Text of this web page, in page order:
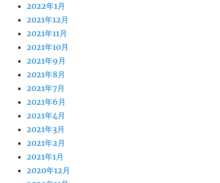
2022年1月
2021年12月
2021年11月
2021年10月
2021年9月
2021年8月
2021年7月
2021年6月
2021年4月
2021年3月
2021年2月
2021年1月
2020年12月